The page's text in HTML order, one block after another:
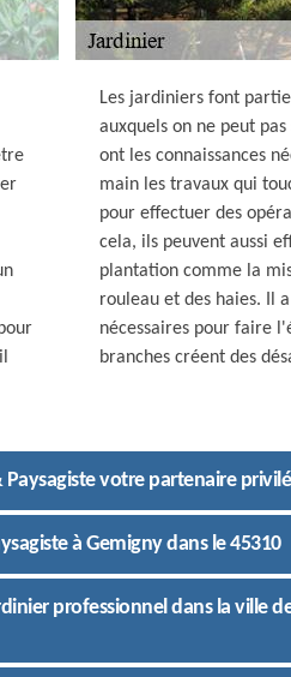
Les jardiniers font
auxquels on ne peut
ont les connaissances
main les travaux qui
pour effectuer des
cela, ils peuvent aussi
plantation comme la
rouleau et des haies. Il
nécessaires pour faire
branches créent des
votre partenaire
à Gemigny dans le 45310
professionnel dans la ville